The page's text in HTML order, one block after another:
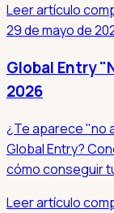
Leer artículo
29 de mayo de
Global Entry
2026
¿Te aparece "no
Global Entry?
cómo conseguir
Leer artículo